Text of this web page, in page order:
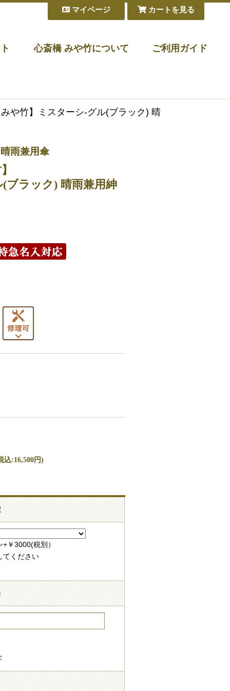
心斎橋 みや竹について ご利用ガイド
カートを見る
マイページ
や竹】ミスターシ-グル(ブラック) 晴
雨兼用傘
ブラック) 晴雨兼用紳
込:16,500円)
￥3000(税別）
てください